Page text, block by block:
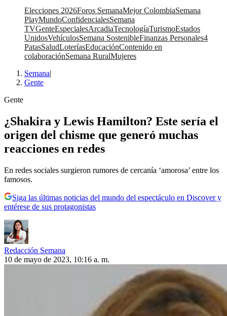
Elecciones 2026Foros SemanaMejor ColombiaSemana
PlayMundoConfidencialesSemana
TVGenteEspecialesArcadiaTecnologíaTurismoEstados
UnidosVehículosSemana SostenibleFinanzas Personales4
PatasSaludLoteríasEducaciónContenido en
colaboraciónSemana RuralMujeres
Semana|
Gente
Gente
¿Shakira y Lewis Hamilton? Este sería el
origen del chisme que generó muchas
reacciones en redes
En redes sociales surgieron rumores de cercanía ‘amorosa’ entre los
famosos.
Siga las últimas noticias del mundo del espectáculo en Discover y
entérese de sus protagonistas
Redacción Semana
10 de mayo de 2023, 10:16 a. m.